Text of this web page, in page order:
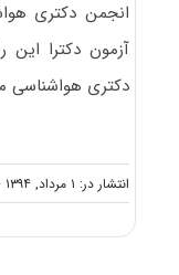
انجمن دکتری
آزمون دکترا
دکتری هواشناسی
انتشار در: ۱ مرداد, ۱۳۹۴